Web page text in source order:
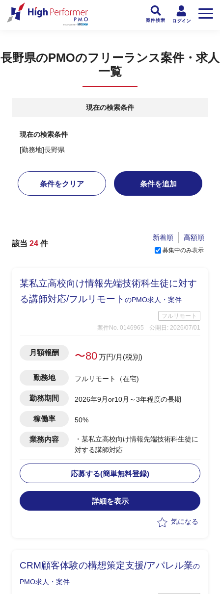
長野県のPMOのフリーランス案件・求人
一覧
現在の検索条件
現在の検索条件
[勤務地]長野県
条件をクリア 条件を追加
該当 24 件
募集中のみ表示
新着順 高額順
某私立高校向け情報先端技術科生徒に対す
る講師対応/フルリモート のPMO求人・案件
フルリモート
案件No. 0146965
公開日: 2026/07/01
月額報酬 〜80万円/月(税別)
勤務地 フルリモート（在宅)
勤務期間 2026年9月or10月～3年程度の長期
稼働率 50%
業務内容
・某私立高校向け情報先端技術科生徒に
対する講師対応
ィ、AI/金融工学(高校生向けのため企業
におけるお金の話)、情報Ⅰ
・授業日：月曜(9:40～12:40、13:15～
15:30)、水曜(9:40～12:00)
・その他、授業に使うコンテンツの制作
基礎レベルを教え、学生に興味を持たせ
応募する(簡単無料登録)
詳細を表示
気になる
CRM顧客体験の構想策定支援/アパレル業の
PMO求人・案件